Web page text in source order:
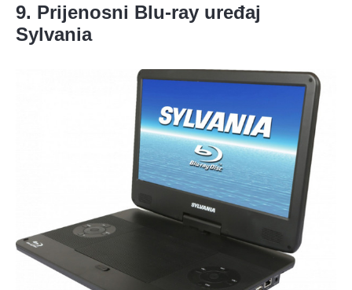
9. Prijenosni Blu-ray uređaj
Sylvania